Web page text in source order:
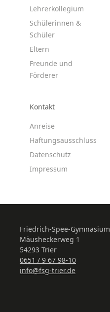
Lehrerkollegium
Schülerinnen &
Schüler
Eltern
Freunde und
Förderer
Kontakt
Anreise
Haftungsausschluss
Datenschutz
Impressum
Friedrich-Spee-Gymnasium
Mäusheckerweg 1
54293 Trier
0651 / 9 67 98-10
info@fsg-trier.de